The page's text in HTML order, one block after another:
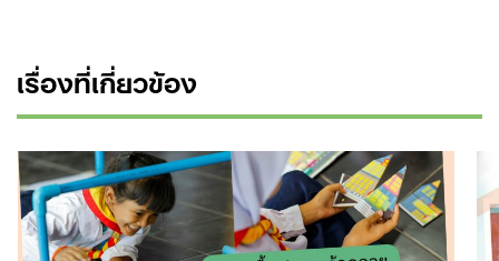
เรื่องที่เกี่ยวข้อง